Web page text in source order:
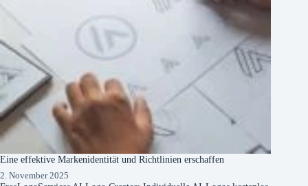
Eine effektive Markenidentität und Richtlinien erschaffen
2. November 2025